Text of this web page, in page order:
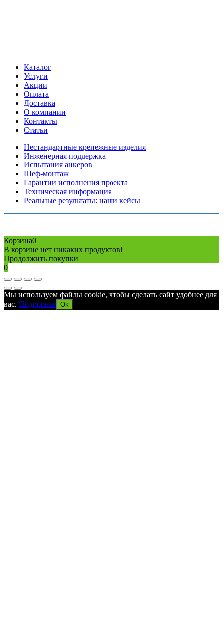
Каталог
Услуги
Акции
Оплата
Доставка
О компании
Контакты
Статьи
Нестандартные крепежные изделия
Инженерная поддержка
Испытания анкеров
Шеф-монтаж
Гарантии исполнения проекта
Техническая информация
Реальные результаты: наши кейсы
Корзина0
В корзине нет никаких продуктов!
Продолжить покупки
0
Мы используем файлы cookie, чтобы сделать сайт удобнее для
вас. Подробнее Ok